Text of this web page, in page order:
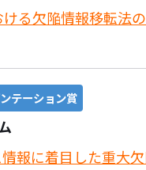
る欠陥情報移転法
テーション賞
報に着目した重大